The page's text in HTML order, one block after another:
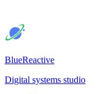
BlueReactive
Digital systems studio